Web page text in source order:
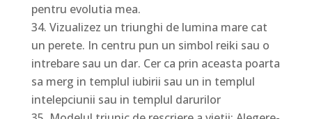
pentru evolutia mea.
Vizualizez un triunghi de lumina mare cat
un perete. In centru pun un simbol reiki sau o
intrebare sau un dar. Cer ca prin aceasta poarta
sa merg in templul iubirii sau un in templul
intelepciunii sau in templul darurilor